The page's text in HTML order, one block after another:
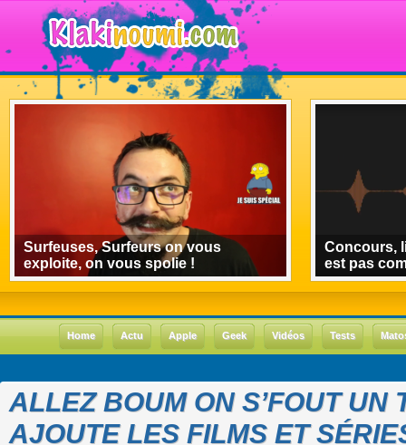
Surfeuses, Surfeurs on vous
exploite, on vous spolie !
Concours,
est pas
Home Actu Apple Geek Vidéos Tests
ALLEZ BOUM ON S’FOUT UN
AJOUTE LES FILMS ET